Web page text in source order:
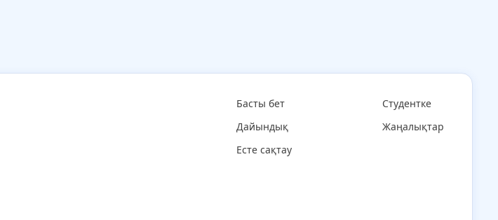
Басты бет
Дайындық
Есте сақтау
Студентке
Жаңалықтар